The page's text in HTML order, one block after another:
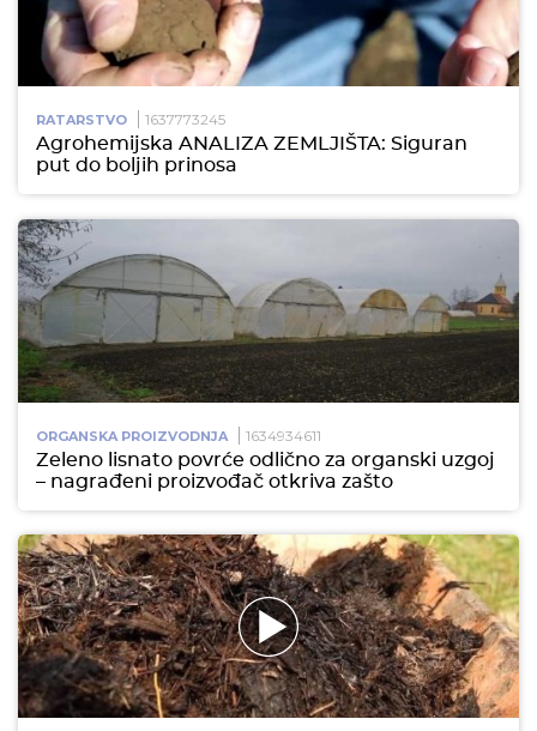
RATARSTVO 1637773245
Agrohemijska ANALIZA ZEMLJIŠTA: Siguran
put do boljih prinosa
ORGANSKA PROIZVODNJA 1634934611
Zeleno lisnato povrće odlično za organski uzgoj
– nagrađeni proizvođač otkriva zašto